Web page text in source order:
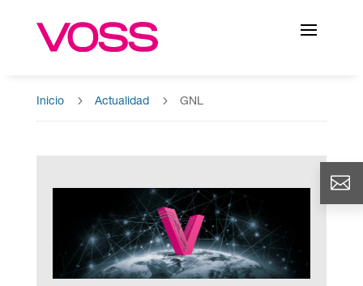
Inicio 5 Actualidad 5 GNL